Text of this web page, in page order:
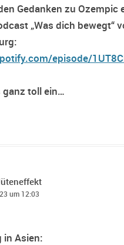
Gedanken zu Ozempic
„Was dich bewegt“
episode/
ganz toll ein…
um 12:03
in Asien: